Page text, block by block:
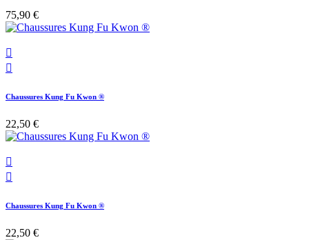
75,90 €


Chaussures Kung Fu Kwon ®
22,50 €


Chaussures Kung Fu Kwon ®
22,50 €